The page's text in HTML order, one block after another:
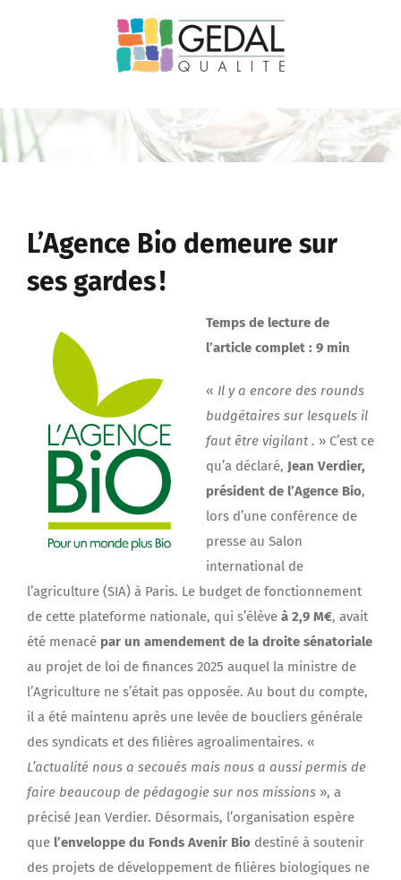
L’Agence Bio demeure sur
ses gardes !
Temps de lecture de
l’article complet : 9 min
« Il y a encore des rounds
budgétaires sur lesquels il
faut être vigilant . » C’est ce
qu’a déclaré, Jean Verdier,
président de l’Agence Bio,
lors d’une conférence de
presse au Salon
international de
l’agriculture (SIA) à Paris. Le budget de fonctionnement
de cette plateforme nationale, qui s’élève à 2,9 M€, avait
été menacé par un amendement de la droite sénatoriale
au projet de loi de finances 2025 auquel la ministre de
l’Agriculture ne s’était pas opposée. Au bout du compte,
il a été maintenu après une levée de boucliers générale
des syndicats et des filières agroalimentaires. «
L’actualité nous a secoués mais nous a aussi permis de
faire beaucoup de pédagogie sur nos missions », a
précisé Jean Verdier. Désormais, l’organisation espère
que l’enveloppe du Fonds Avenir Bio destiné à soutenir
des projets de développement de filières biologiques ne